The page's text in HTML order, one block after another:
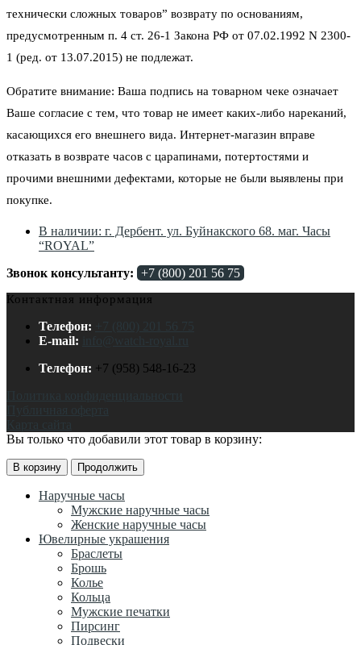
технически сложных товаров” возврату по основаниям,
предусмотренным п. 4 ст. 26-1 Закона РФ от 07.02.1992 N 2300-
1 (ред. от 13.07.2015) не подлежат.
Обратите внимание: Ваша подпись на товарном чеке означает
Ваше согласие с тем, что товар не имеет каких-либо нареканий,
касающихся его внешнего вида. Интернет-магазин вправе
отказать в возврате часов с царапинами, потертостями и
прочими внешними дефектами, которые не были выявлены при
покупке.
В наличии: г. Дербент. ул. Буйнакского 68. маг. Часы
“ROYAL”
Звонок консультанту: +7 (800) 201 56 75
Контактная информация
Телефон:
+7 (800) 201 56 75
E-mail:
Телефон: +7 (958) 548-16-23
Карта сайта
Вы только что добавили этот товар в корзину:
В корзину Продолжить
Наручные часы
Мужские наручные часы
Женские наручные часы
Ювелирные украшения
Браслеты
Брошь
Колье
Кольца
Мужские печатки
Пирсинг
Подвески